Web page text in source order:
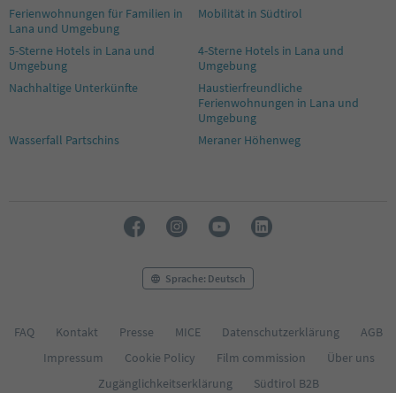
Ferienwohnungen für Familien in
Lana und Umgebung
Mobilität in Südtirol
5-Sterne Hotels in Lana und
Umgebung
4-Sterne Hotels in Lana und
Umgebung
Nachhaltige Unterkünfte
Haustierfreundliche
Ferienwohnungen in Lana und
Umgebung
Wasserfall Partschins
Meraner Höhenweg
Sprache: Deutsch
FAQ Kontakt Presse MICE Datenschutzerklärung
AGB
Impressum
Cookie Policy Film commission
Über uns
Zugänglichkeitserklärung
Südtirol B2B